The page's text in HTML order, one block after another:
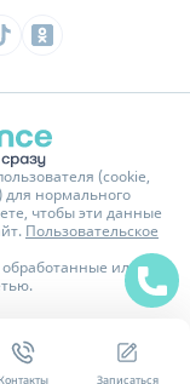
Контакты Записаться
(cookie,
нормального
чтобы эти данные
Пользовательское
или
Smile-at-Once